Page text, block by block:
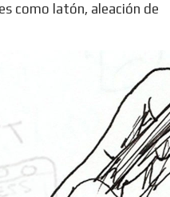
como latón, aleación de